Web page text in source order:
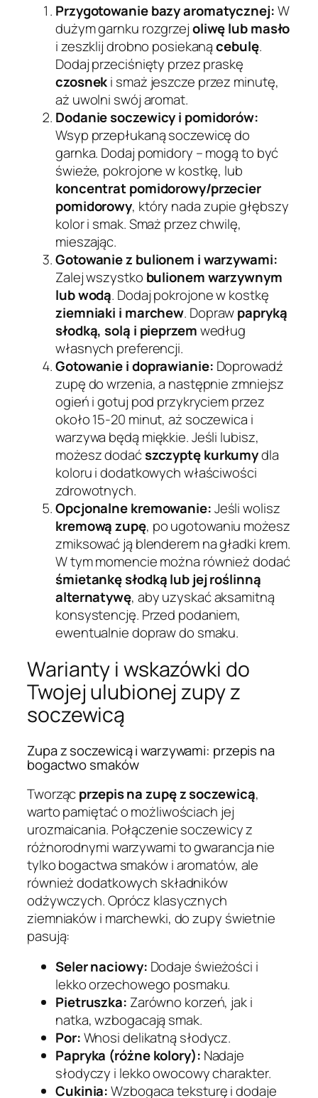
Przygotowanie bazy aromatycznej:W
dużym garnku rozgrzejoliwę lub masło
i zeszklij drobno posiekanącebulę.
Dodaj przeciśnięty przez praskę
czosneki smaż jeszcze przez minutę,
aż uwolni swój aromat.
Dodanie soczewicy i pomidorów:
Wsyp przepłukaną soczewicę do
garnka. Dodaj pomidory – mogą to być
świeże, pokrojone w kostkę, lub
koncentrat pomidorowy/przecier
pomidorowy, który nada zupie głębszy
kolor i smak. Smaż przez chwilę,
mieszając.
Gotowanie z bulionem i warzywami:
Zalej wszystko bulionem warzywnym
lub wodą. Dodaj pokrojone w kostkę
ziemniaki i marchew. Doprawpapryką
słodką, solą i pieprzemwedług
własnych preferencji.
Gotowanie i doprawianie: Doprowadź
zupę do wrzenia, a następnie zmniejsz
ogień i gotuj pod przykryciem przez
około 15-20 minut, aż soczewica i
warzywa będą miękkie. Jeśli lubisz,
możesz dodaćszczyptę kurkumydla
koloru i dodatkowych właściwości
zdrowotnych.
Opcjonalne kremowanie:Jeśli wolisz
kremową zupę, po ugotowaniu możesz
zmiksować ją blenderem na gładki krem.
W tym momencie można również dodać
śmietankę słodką lub jej roślinną
alternatywę, aby uzyskać aksamitną
konsystencję. Przed podaniem,
ewentualnie dopraw do smaku.
Warianty i wskazówki do
Twojej ulubionej zupy z
soczewicą
Zupa z soczewicą i warzywami: przepis na
bogactwo smaków
Tworzącprzepis na zupę z soczewicą,
warto pamiętać o możliwościach jej
urozmaicania. Połączenie soczewicy z
różnorodnymi warzywami to gwarancja nie
tylko bogactwa smaków i aromatów, ale
również dodatkowych składników
odżywczych. Oprócz klasycznych
ziemniaków i marchewki, do zupy świetnie
pasują:
Seler naciowy: Dodaje świeżości i
lekko orzechowego posmaku.
Pietruszka: Zarówno korzeń, jak i
natka, wzbogacają smak.
Por:Wnosi delikatną słodycz.
Papryka (różne kolory): Nadaje
słodyczy i lekko owocowy charakter.
Cukinia:Wzbogaca teksturę i dodaje